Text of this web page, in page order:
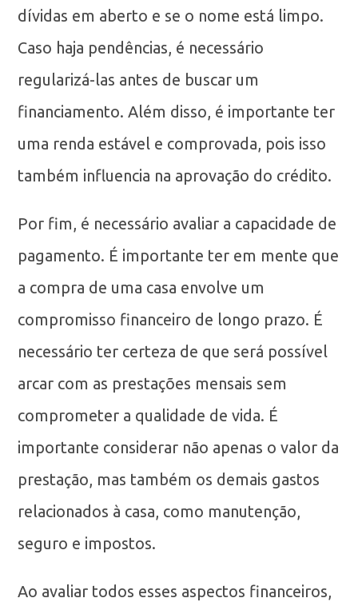
dívidas em aberto e se o nome está limpo.
Caso haja pendências, é necessário
regularizá-las antes de buscar um
financiamento. Além disso, é importante ter
uma renda estável e comprovada, pois isso
também influencia na aprovação do crédito.
Por fim, é necessário avaliar a capacidade de
pagamento. É importante ter em mente que
a compra de uma casa envolve um
compromisso financeiro de longo prazo. É
necessário ter certeza de que será possível
arcar com as prestações mensais sem
comprometer a qualidade de vida. É
importante considerar não apenas o valor da
prestação, mas também os demais gastos
relacionados à casa, como manutenção,
seguro e impostos.
Ao avaliar todos esses aspectos financeiros,